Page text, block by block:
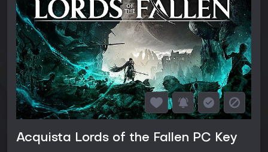
Acquista Lords of the Fallen PC Key